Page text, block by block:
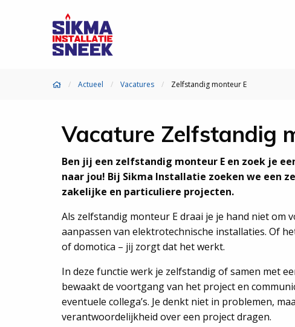
Actueel Vacatures Zelfstandig monteur E
Vacature Zelfstandig
Ben jij een zelfstandig monteur E en zoek je
naar jou! Bij Sikma Installatie zoeken we een
zakelijke en particuliere projecten.
Als zelfstandig monteur E draai je je hand niet om
aanpassen van elektrotechnische installaties. Of
of domotica – jij zorgt dat het werkt.
In deze functie werk je zelfstandig of samen met
bewaakt de voortgang van het project en
eventuele collega’s. Je denkt niet in problemen,
verantwoordelijkheid over een project dragen.